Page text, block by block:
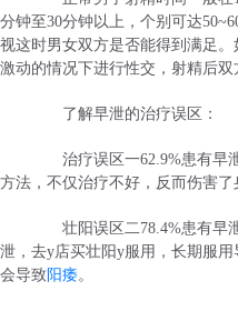
分钟至30分钟以上，个别可达
视这时男女双方是否能得到满足
激动的情况下进行性交，射精后双
了解早泄的治疗误区：
治疗误区一62.9%患有早
方法，不仅治疗不好，反而伤害了
壮阳误区二78.4%患有早
泄，去y店买壮阳y服用，长期服
会导致阳痿。